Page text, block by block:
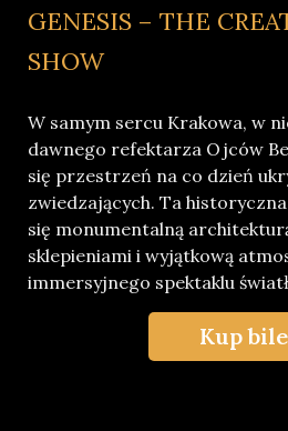
GENESIS – THE
SHOW
W samym sercu Krakowa, w
dawnego refektarza Ojców
się przestrzeń na co dzień
zwiedzających. Ta
się monumentalną
sklepieniami i wyjątkową
immersyjnego spektaklu
Kup